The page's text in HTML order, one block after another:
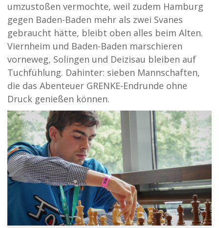
umzustoßen vermochte, weil zudem Hamburg
gegen Baden-Baden mehr als zwei Svanes
gebraucht hätte, bleibt oben alles beim Alten.
Viernheim und Baden-Baden marschieren
vorneweg, Solingen und Deizisau bleiben auf
Tuchfühlung. Dahinter: sieben Mannschaften,
die das Abenteuer GRENKE-Endrunde ohne
Druck genießen können.